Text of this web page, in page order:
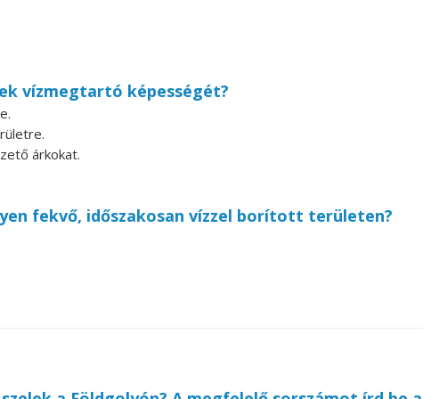
vízmegtartó képességét?
árkokat.
fekvő, időszakosan vízzel borított területen?